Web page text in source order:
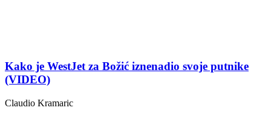
Kako je WestJet za Božić iznenadio svoje putnike
(VIDEO)
Claudio Kramaric